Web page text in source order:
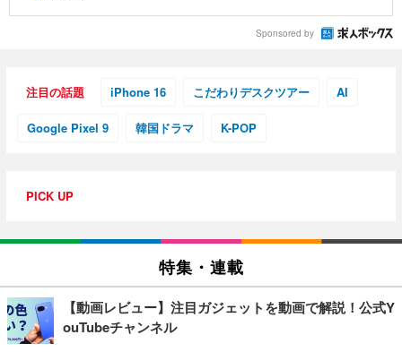
Sponsored by
注目の話題 iPhone 16 こだわりデスクツアー AI
Google Pixel 9 韓国ドラマ K-POP
PICK UP
特集・連載
【動画レビュー】注目ガジェットを動画で解説！公式Y
ouTubeチャンネル